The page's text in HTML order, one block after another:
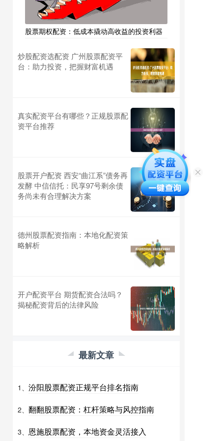
股票期权配资：低成本撬动高收益的投资利器
炒股配资选配资 广州股票配资平
台：助力投资，把握财富机遇
真实配资平台有哪些？正规股票配
资平台推荐
股票开户配资 西安“曲江系”债务再
发酵 中信信托：民享97号剩余债
务尚未有合理解决方案
德州股票配资指南：本地化配资策
略解析
开户配资平台 期货配资合法吗？
揭秘配资背后的法律风险
最新文章
1、 汾阳股票配资正规平台排名指南
2、 翻翻股票配资：杠杆策略与风控指南
3、 恩施股票配资，本地资金灵活接入